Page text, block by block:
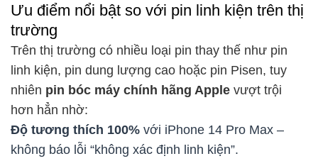
Ưu điểm nổi bật so với pin linh kiện trên thị
trường
Trên thị trường có nhiều loại pin thay thế như pin
linh kiện, pin dung lượng cao hoặc pin Pisen, tuy
nhiên pin bóc máy chính hãng Apple vượt trội
hơn hẳn nhờ:
Độ tương thích 100% với iPhone 14 Pro Max –
không báo lỗi “không xác định linh kiện”.